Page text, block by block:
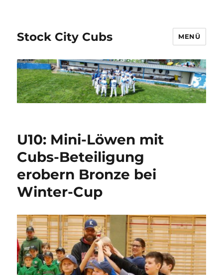
Stock City Cubs MENÜ
U10: Mini-Löwen mit
Cubs-Beteiligung
erobern Bronze bei
Winter-Cup